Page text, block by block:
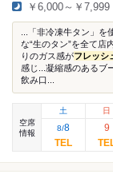
￥6,000～￥7,999
...「非冷凍牛タン」
な“生のタン”を全て店
りのガス感がフレッシ
感じ...凝縮感のあるブ
飲み口...
空席
情報
土
8/8
日
9